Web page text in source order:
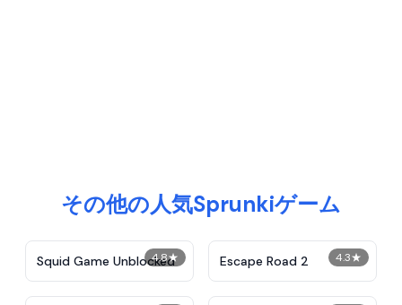
その他の人気Sprunkiゲーム
4.8★
Squid Game Unblocked 4.3★
Escape Road 2